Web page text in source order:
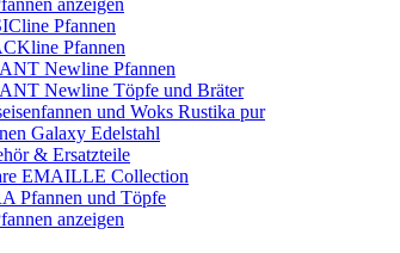
anzeigen
Pfannen
Pfannen
Newline Pfannen
Newline Töpfe und Bräter
und Woks Rustika pur
Galaxy Edelstahl
& Ersatzteile
EMAILLE Collection
Pfannen und Töpfe
anzeigen